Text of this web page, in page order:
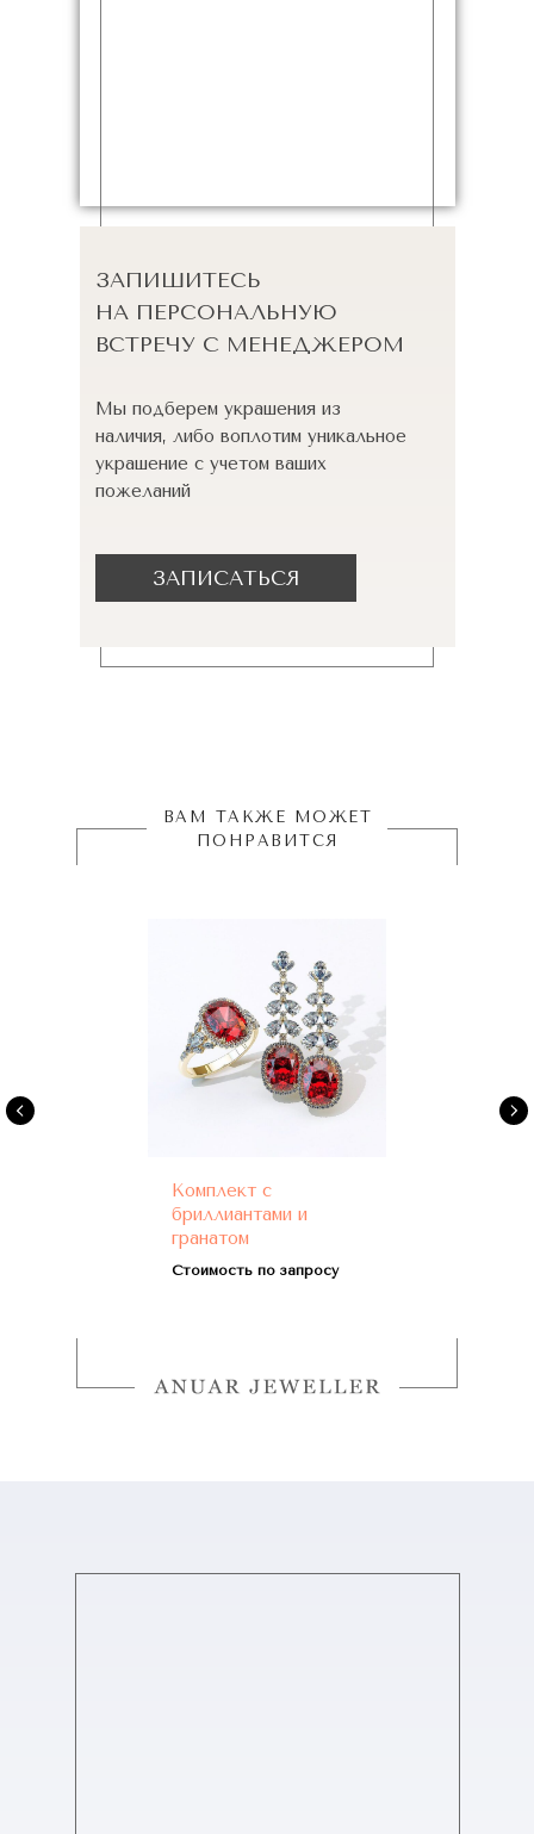
ЗАПИШИТЕСЬ
НА ПЕРСОНАЛЬНУЮ
ВСТРЕЧУ С МЕНЕДЖЕРОМ
Мы подберем украшения из
наличия, либо воплотим уникальное
украшение с учетом ваших
пожеланий
ЗАПИСАТЬСЯ
ВАМ ТАКЖЕ МОЖЕТ
ПОНРАВИТСЯ
Комплект с
бриллиантами и
гранатом
Стоимость по запросу